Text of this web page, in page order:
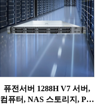
퓨전서버 1288H V7 서버,
컴퓨터, NAS 스토리지, PC,